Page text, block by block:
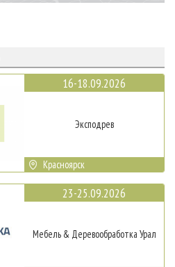
16-18.09.2026
Эксподрев
Красноярск
23-25.09.2026
Мебель & Деревообработка Урал